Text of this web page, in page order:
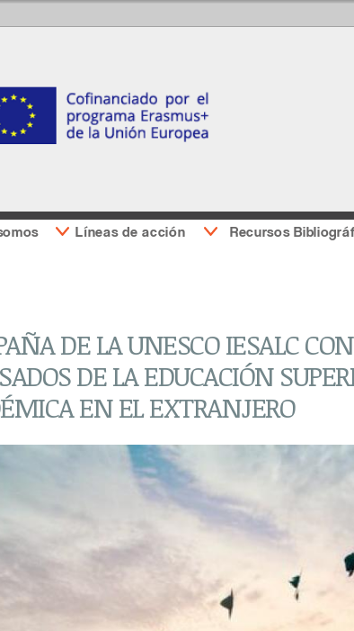
principal
lateral
derecha
Líneas de acción Recursos
DE LA UNESCO IESALC
DE LA EDUCACIÓN
EN EL EXTRANJERO